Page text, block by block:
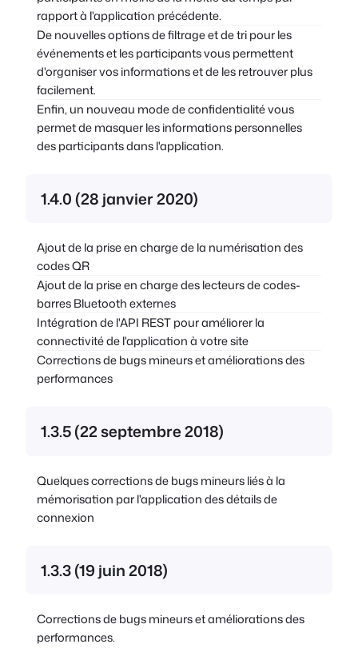
rapport à l'application précédente.
De nouvelles options de filtrage et de tri pour les
événements et les participants vous permettent
d'organiser vos informations et de les retrouver plus
facilement.
Enfin, un nouveau mode de confidentialité vous
permet de masquer les informations personnelles
des participants dans l'application.
1.4.0 (28 janvier 2020)
Ajout de la prise en charge de la numérisation des
codes QR
Ajout de la prise en charge des lecteurs de codes-
barres Bluetooth externes
Intégration de l'API REST pour améliorer la
connectivité de l'application à votre site
Corrections de bugs mineurs et améliorations des
performances
1.3.5 (22 septembre 2018)
Quelques corrections de bugs mineurs liés à la
mémorisation par l'application des détails de
connexion
1.3.3 (19 juin 2018)
Corrections de bugs mineurs et améliorations des
performances.